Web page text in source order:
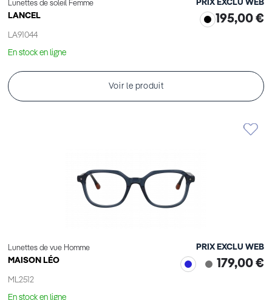
Lunettes de soleil Femme
LANCEL
LA91044
PRIX EXCLU WEB
195,00 €
En stock en ligne
Voir le produit
Lunettes de vue Homme
MAISON LÉO
ML2512
PRIX EXCLU WEB
179,00 €
En stock en ligne